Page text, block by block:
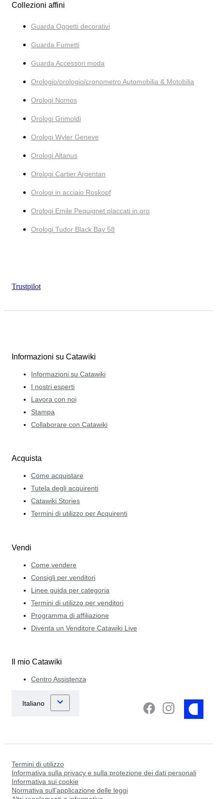
Collezioni affini
Guarda Oggetti decorativi
Guarda Fumetti
Guarda Accessori moda
Orologio/orologio/cronometro Automobilia & Motobilia
Orologi Nomos
Orologi Grimoldi
Orologi Wyler Geneve
Orologi Altanus
Orologi Cartier Argentan
Orologi in acciaio Roskopf
Orologi Emile Pequignet placcati in oro
Orologi Tudor Black Bay 58
Trustpilot
Informazioni su Catawiki
Informazioni su Catawiki
I nostri esperti
Lavora con noi
Stampa
Collaborare con Catawiki
Acquista
Come acquistare
Tutela degli acquirenti
Catawiki Stories
Termini di utilizzo per Acquirenti
Vendi
Come vendere
Consigli per venditori
Linee guida per categoria
Termini di utilizzo per venditori
Programma di affiliazione
Diventa un Venditore Catawiki Live
Il mio Catawiki
Centro Assistenza
Termini di utilizzo
Informativa sulla privacy e sulla protezione dei dati personali
Informativa sui cookie
Normativa sull’applicazione delle leggi